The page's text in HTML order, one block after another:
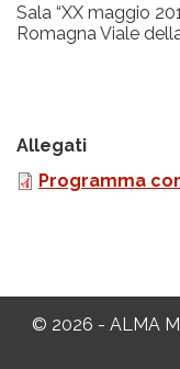
Sala “XX maggio
Romagna Viale
Allegati
Programma
© 2026 - ALMA